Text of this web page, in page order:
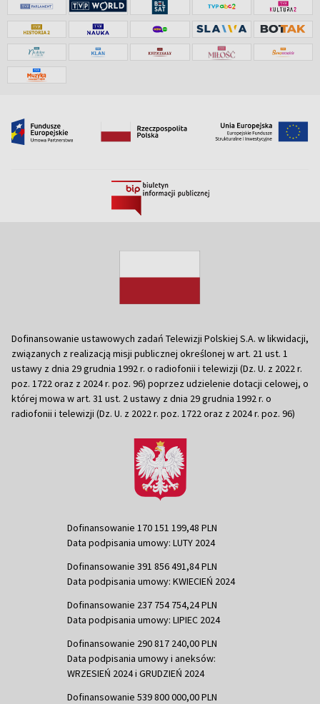
Dofinansowanie ustawowych zadań Telewizji Polskiej S.A. w likwidacji,
związanych z realizacją misji publicznej określonej w art. 21 ust. 1
ustawy z dnia 29 grudnia 1992 r. o radiofonii i telewizji (Dz. U. z 2022 r.
poz. 1722 oraz z 2024 r. poz. 96) poprzez udzielenie dotacji celowej, o
której mowa w art. 31 ust. 2 ustawy z dnia 29 grudnia 1992 r. o
radiofonii i telewizji (Dz. U. z 2022 r. poz. 1722 oraz z 2024 r. poz. 96)
Dofinansowanie 170 151 199,48 PLN
Data podpisania umowy: LUTY 2024
Dofinansowanie 391 856 491,84 PLN
Data podpisania umowy: KWIECIEŃ 2024
Dofinansowanie 237 754 754,24 PLN
Data podpisania umowy: LIPIEC 2024
Dofinansowanie 290 817 240,00 PLN
Data podpisania umowy i aneksów:
WRZESIEŃ 2024 i GRUDZIEŃ 2024
Dofinansowanie 539 800 000,00 PLN